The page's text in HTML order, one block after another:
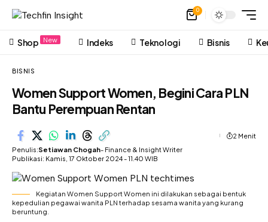
0
Shop New Indeks Teknologi Bisnis
BISNIS
Women Support Women, Begini Cara PLN
Bantu Perempuan Rentan
Penulis:Setiawan Chogah- Finance & Insight Writer
Publikasi: Kamis, 17 Oktober 2024 - 11.40 WIB
2 Menit
Kegiatan Women Support Women ini dilakukan sebagai bentuk
kepedulian pegawai wanita PLN terhadap sesama wanita yang kurang
beruntung.